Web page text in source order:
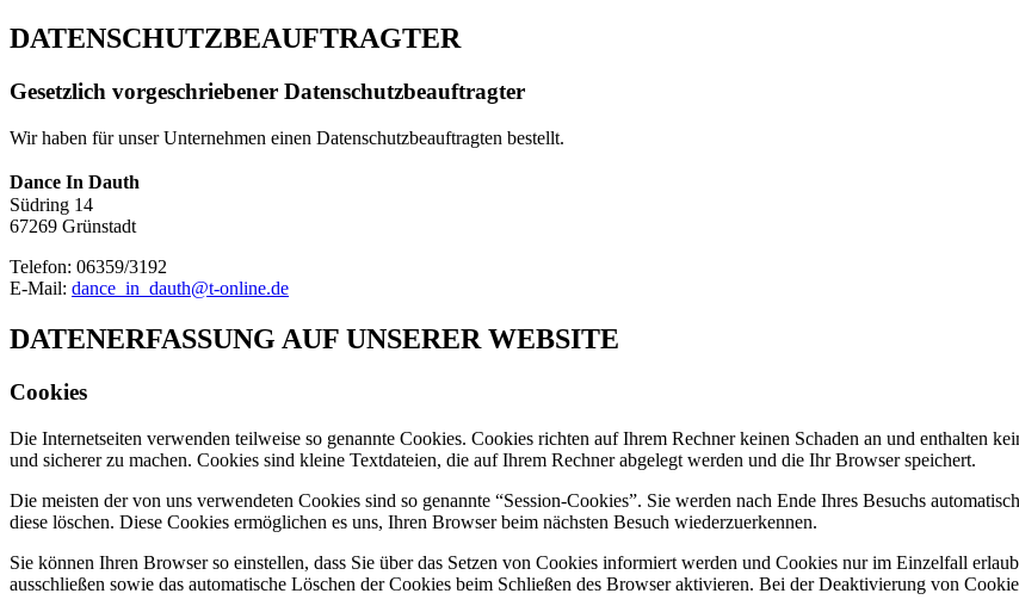
DATENSCHUTZBEAUFTRAGTER
Gesetzlich vorgeschriebener Datenschutzbeauftragter
Wir haben für unser Unternehmen einen Datenschutzbeauftragten bestellt.
Dance In Dauth
Südring 14
67269 Grünstadt
Telefon: 06359/3192
E-Mail: dance_in_dauth@t-online.de
DATENERFASSUNG AUF UNSERER WEBSITE
Cookies
Die Internetseiten verwenden teilweise so genannte Cookies. Cookies richten auf Ihrem Rechner keinen Schaden an und enthalten
und sicherer zu machen. Cookies sind kleine Textdateien, die auf Ihrem Rechner abgelegt werden und die Ihr Browser speichert.
Die meisten der von uns verwendeten Cookies sind so genannte “Session-Cookies”. Sie werden nach Ende Ihres Besuchs
diese löschen. Diese Cookies ermöglichen es uns, Ihren Browser beim nächsten Besuch wiederzuerkennen.
Sie können Ihren Browser so einstellen, dass Sie über das Setzen von Cookies informiert werden und Cookies nur im Einzelfall
ausschließen sowie das automatische Löschen der Cookies beim Schließen des Browser aktivieren. Bei der Deaktivierung von